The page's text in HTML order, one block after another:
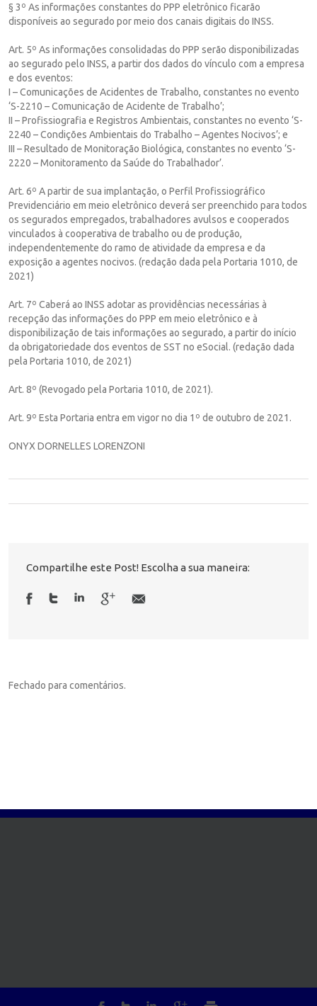
§ 3º As informações constantes do PPP eletrônico ficarão
disponíveis ao segurado por meio dos canais digitais do INSS.
Art. 5º As informações consolidadas do PPP serão disponibilizadas
ao segurado pelo INSS, a partir dos dados do vínculo com a empresa
e dos eventos:
I – Comunicações de Acidentes de Trabalho, constantes no evento
‘S-2210 – Comunicação de Acidente de Trabalho’;
II – Profissiografia e Registros Ambientais, constantes no evento ‘S-
2240 – Condições Ambientais do Trabalho – Agentes Nocivos’; e
III – Resultado de Monitoração Biológica, constantes no evento ‘S-
2220 – Monitoramento da Saúde do Trabalhador’.
Art. 6º A partir de sua implantação, o Perfil Profissiográfico
Previdenciário em meio eletrônico deverá ser preenchido para todos
os segurados empregados, trabalhadores avulsos e cooperados
vinculados à cooperativa de trabalho ou de produção,
independentemente do ramo de atividade da empresa e da
exposição a agentes nocivos. (redação dada pela Portaria 1010, de
2021)
Art. 7º Caberá ao INSS adotar as providências necessárias à
recepção das informações do PPP em meio eletrônico e à
disponibilização de tais informações ao segurado, a partir do início
da obrigatoriedade dos eventos de SST no eSocial. (redação dada
pela Portaria 1010, de 2021)
Art. 8º (Revogado pela Portaria 1010, de 2021).
Art. 9º Esta Portaria entra em vigor no dia 1º de outubro de 2021.
ONYX DORNELLES LORENZONI
Compartilhe este Post! Escolha a sua maneira:
Fechado para comentários.